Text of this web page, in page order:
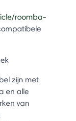
roomba-
zijn met
en alle
van